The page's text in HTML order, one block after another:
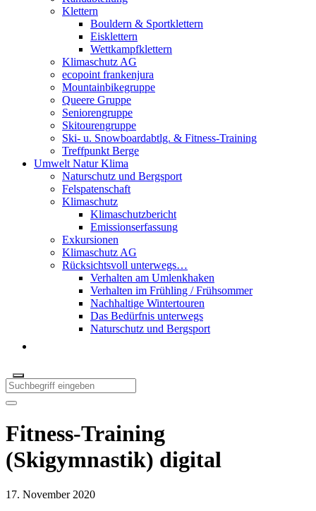
Klettern
Bouldern & Sportklettern
Eisklettern
Wettkampfklettern
Klimaschutz AG
ecopoint frankenjura
Mountainbikegruppe
Queere Gruppe
Seniorengruppe
Skitourengruppe
Ski- u. Snowboardabtlg. & Fitness-Training
Treffpunkt Berge
Umwelt Natur Klima
Naturschutz und Bergsport
Felspatenschaft
Klimaschutz
Klimaschutzbericht
Emissionserfassung
Exkursionen
Klimaschutz AG
Rücksichtsvoll unterwegs…
Verhalten am Umlenkhaken
Verhalten im Frühling / Frühsommer
Nachhaltige Wintertouren
Das Bedürfnis unterwegs
Naturschutz und Bergsport
Fitness-Training
(Skigymnastik) digital
17. November 2020